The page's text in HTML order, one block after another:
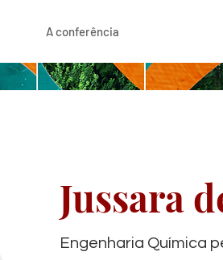
A conferência
Jussara
Engenharia Química